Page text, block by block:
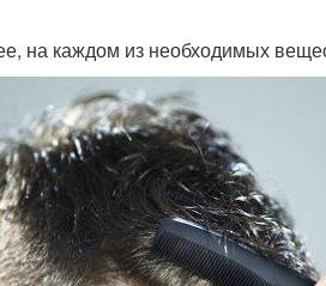
на каждом из необходимых